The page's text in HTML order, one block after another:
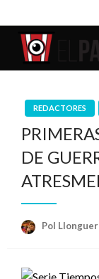
al
contenido
Tu espacio de
REDACTORES
DE
Pol